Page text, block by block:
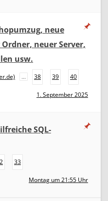
neue
neuer Server,
usw.
... 38 39
40
1. September 2025
SQL-
33
Montag um 21:55 Uhr